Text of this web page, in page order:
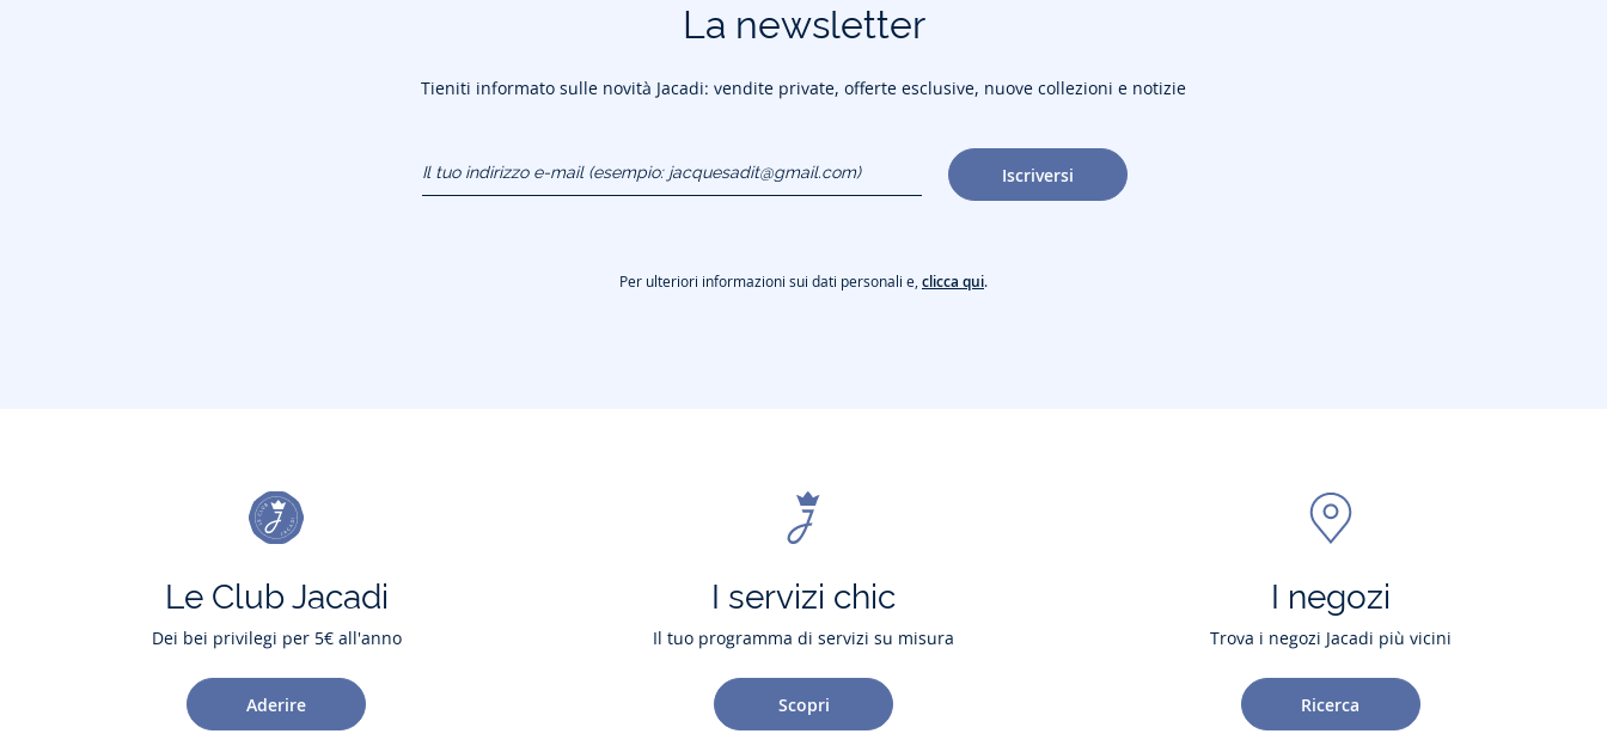
La newsletter
Tieniti informato sulle novità Jacadi: vendite private, offerte esclusive, nuove collezioni e notizie
(esempio:
jacquesadit@gmail.com)
Iscriversi
Per ulteriori informazioni sui dati personali e,clicca qui.
Le Club Jacadi
Dei bei privilegi per 5€ all'anno
Aderire
I servizi chic
Il tuo programma di servizi su misura
Scopri
I negozi
Trova i negozi Jacadi più vicini
Ricerca